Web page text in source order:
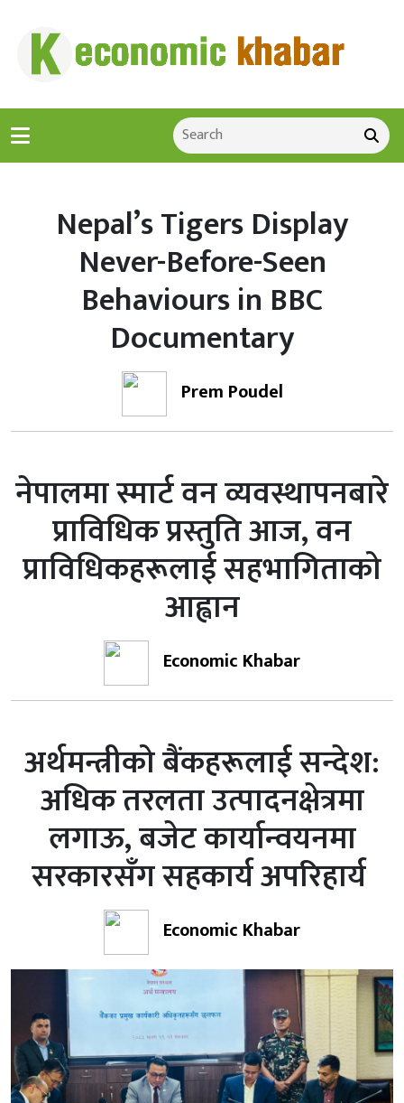
Nepal’s Tigers Display
Never-Before-Seen
Behaviours in BBC
Documentary
Prem Poudel
नेपालमा स्मार्ट वन व्यवस्थापनबारे
प्राविधिक प्रस्तुति आज, वन
प्राविधिकहरूलाई सहभागिताको
आह्वान
Economic Khabar
अर्थमन्त्रीको बैंकहरूलाई सन्देश:
अधिक तरलता उत्पादनक्षेत्रमा
लगाऊ, बजेट कार्यान्वयनमा
सरकारसँग सहकार्य अपरिहार्य
Economic Khabar